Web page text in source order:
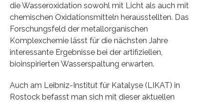
die Wasseroxidation sowohl mit Licht als auch mit
chemischen Oxidationsmitteln herausstellten. Das
Forschungsfeld der metallorganischen
Komplexchemie lässt für die nächsten Jahre
interessante Ergebnisse bei der artifiziellen,
bioinspirierten Wasserspaltung erwarten.
Auch am Leibniz-Institut für Katalyse (LIKAT) in
Rostock befasst man sich mit dieser aktuellen